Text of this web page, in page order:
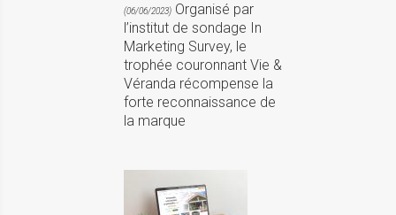
(06/06/2023) Organisé par
l’institut de sondage In
Marketing Survey, le
trophée couronnant Vie &
Véranda récompense la
forte reconnaissance de
la marque